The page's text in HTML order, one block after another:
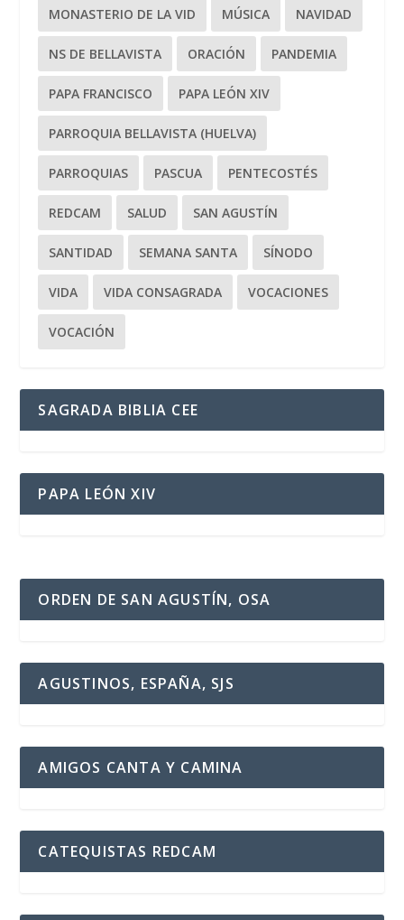
MONASTERIO DE LA VID MÚSICA NAVIDAD
NS DE BELLAVISTA ORACIÓN PANDEMIA
PAPA FRANCISCO PAPA LEÓN XIV
PARROQUIA BELLAVISTA (HUELVA)
PARROQUIAS PASCUA PENTECOSTÉS
REDCAM SALUD SAN AGUSTÍN
SANTIDAD SEMANA SANTA SÍNODO
VIDA VIDA CONSAGRADA VOCACIONES
VOCACIÓN
SAGRADA BIBLIA CEE
PAPA LEÓN XIV
ORDEN DE SAN AGUSTÍN, OSA
AGUSTINOS, ESPAÑA, SJS
AMIGOS CANTA Y CAMINA
CATEQUISTAS REDCAM